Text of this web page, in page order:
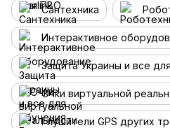
Сантехника
Интерактивное
Защита Украины и все
Очки виртуальной
Глушители GPS других